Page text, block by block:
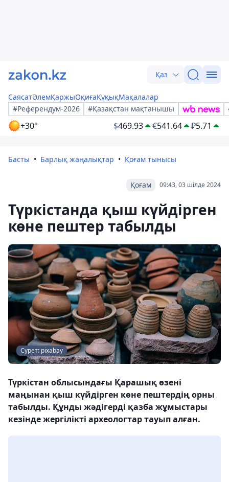
Қаз
СаясатӘлемҚаржыОқиғаҚұқықМақалалар
#Референдум-2026
#Қазақстан мақтанышы
+30° $469.93 €541.64 ₽5.71
Басты Барлық жаңалықтар Қоғам тынысы
09:43, 03 шілде 2024
Қоғам
Түркістанда қыш күйдірген
көне пештер табылды
Сурет: pixabay
Түркістан облысындағы Қарашық өзені
маңынан қыш күйдірген көне пештердің орны
табылды. Құнды жәдігерді қазба жұмыстары
кезінде жергілікті археологтар тауып алған.